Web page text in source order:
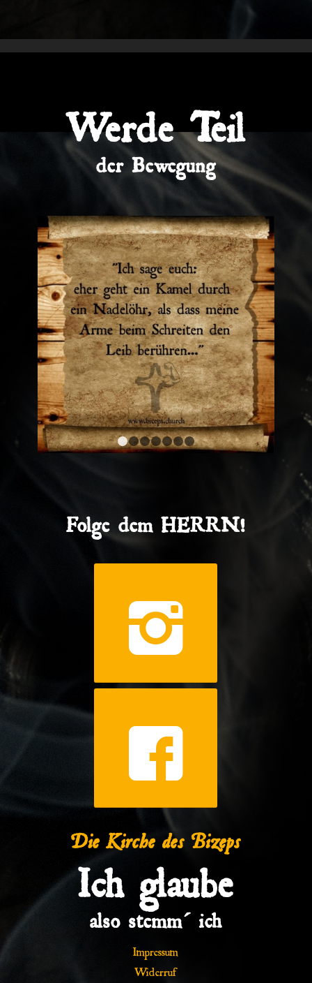
Werde Teil
der Bewegung
1 2 3 4 5 6 7
Folge dem HERRN!
Die Kirche des Bizeps
Ich glaube
also stemm´ ich
Impressum
Widerruf